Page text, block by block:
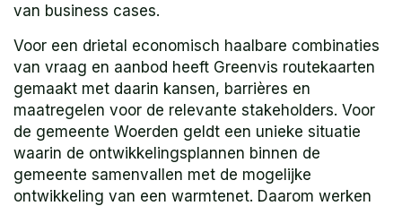
van business cases.
Voor een drietal economisch haalbare combinaties
van vraag en aanbod heeft Greenvis routekaarten
gemaakt met daarin kansen, barrières en
maatregelen voor de relevante stakeholders. Voor
de gemeente Woerden geldt een unieke situatie
waarin de ontwikkelingsplannen binnen de
gemeente samenvallen met de mogelijke
ontwikkeling van een warmtenet. Daarom werken